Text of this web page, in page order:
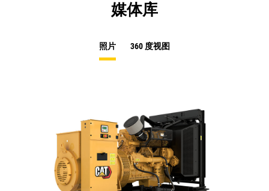
媒体库
照片 360 度视图